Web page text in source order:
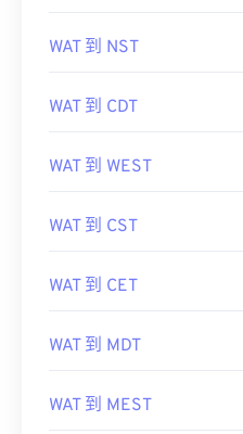
WAT 到 NST
WAT 到 CDT
WAT 到 WEST
WAT 到 CST
WAT 到 CET
WAT 到 MDT
WAT 到 MEST